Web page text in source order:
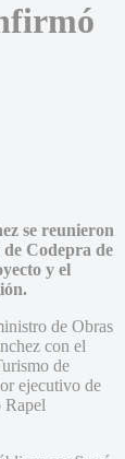
se reunieron
Codepra de
y el
de Obras
con el
de
ejecutivo de
Rapel